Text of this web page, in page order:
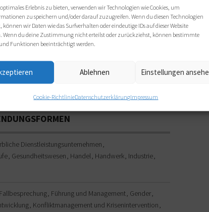
Erlebnis zu bieten, verwenden wir Technologien wie Cookies, um
zu speichern und/oder darauf zuzugreifen. Wenn du diesen Technologien
wir Daten wie das Surfverhalten oder eindeutige IDs auf dieser Website
Wenn du deine Zustimmung nicht erteilst oder zurückziehst, können bestimmte
Funktionen beeinträchtigt werden.
Ablehnen Einstellungen
Cookie-RichtlinieDatenschutzerklärungImpressum
KoDaPro optimieren Sie das Kompetenzmanagement
ein unschätzbares Werkzeug für effiziente
direkt unter
Dienstleistungsunternehmen
Gesundheitswesen Handel Handwerk Industrie
Fallbesprechung Führung und Management Gender
Konfliktmanagement und Krisenintervention